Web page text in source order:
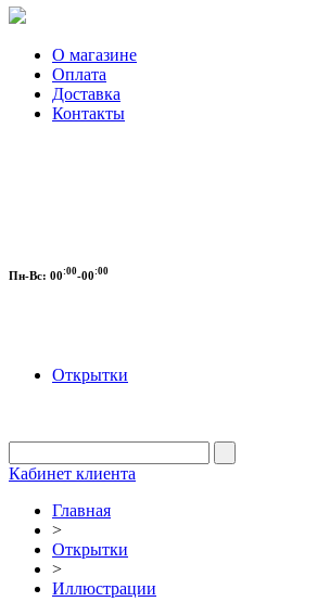
О магазине
Оплата
Доставка
Контакты
Пн-Вс: 00:00-00:00
Открытки
Кабинет клиента
Главная
>
Открытки
>
Иллюстрации